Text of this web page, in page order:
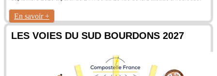
En savoir +
LES VOIES DU SUD BOURDONS 2027